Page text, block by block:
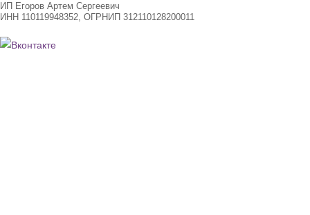
ИП Егоров Артем Сергеевич
ИНН 110119948352, ОГРНИП 312110128200011